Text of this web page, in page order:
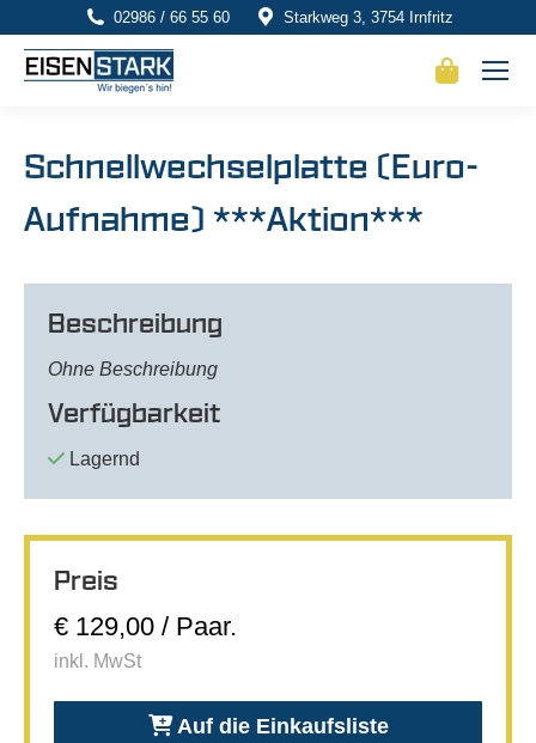
02986 / 66 55 60 Starkweg 3, 3754 Irnfritz
Schnellwechselplatte (Euro-
Aufnahme) ***Aktion***
Beschreibung
Ohne Beschreibung
Verfügbarkeit
Lagernd
Preis
€ 129,00 / Paar.
inkl. MwSt
Auf die Einkaufsliste